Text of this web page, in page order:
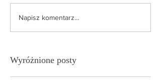
Napisz komentarz...
Wyróżnione posty